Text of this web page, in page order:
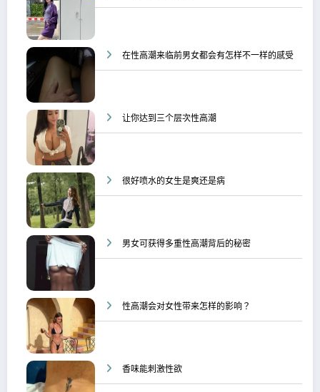
在性高潮来临前男女都会有怎样不一样的感受
让你达到三个层次性高潮
很好喷水的女生是爽还是病
男女可获得多重性高潮背后的秘密
性高潮会对女性带来怎样的影响？
香味能刺激性欲